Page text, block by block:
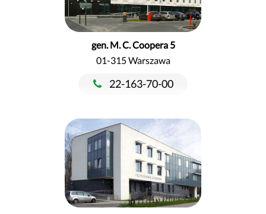
gen. M. C. Coopera 5
01-315 Warszawa
22-163-70-00